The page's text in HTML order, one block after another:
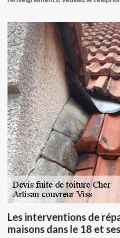
Les interventions de
maisons dans le 18 et